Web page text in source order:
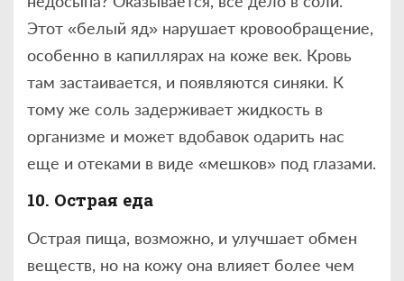
Этот «белый яд» нарушает кровообращение,
особенно в капиллярах на коже век. Кровь
там застаивается, и появляются синяки. К
тому же соль задерживает жидкость в
организме и может вдобавок одарить нас
еще и отеками в виде «мешков» под глазами.
10. Острая еда
Острая пища, возможно, и улучшает обмен
веществ, но на кожу она влияет более чем